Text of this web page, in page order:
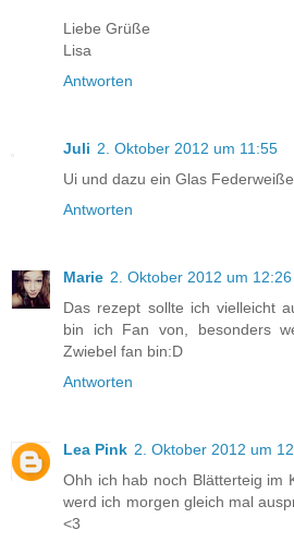
Liebe Grüße
Lisa
Antworten
Juli 2. Oktober 2012 um 11:55
Ui und dazu ein Glas
Antworten
Marie 2. Oktober 2012 um 12:26
Das rezept sollte ich vielleicht
bin ich Fan von, besonders
Zwiebel fan bin:D
Antworten
Lea Pink 2. Oktober 2012 um
Ohh ich hab noch Blätterteig im
werd ich morgen gleich mal
<3